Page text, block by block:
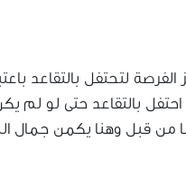
الفرصة لتحتفل بالتقاعد
احتفل بالتقاعد حتى لو لم
من قبل وهنا يكمن جمال